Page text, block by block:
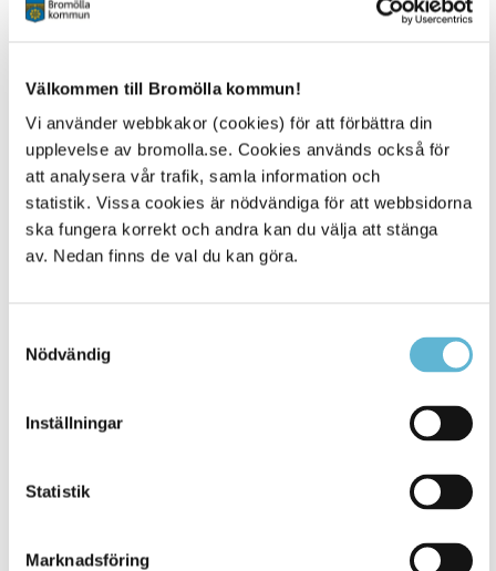
Välkommen till Bromölla kommun!
Vi använder webbkakor (cookies) för att förbättra din
upplevelse av bromolla.se. Cookies används också för
att analysera vår trafik, samla information och
statistik. Vissa cookies är nödvändiga för att webbsidorna
ska fungera korrekt och andra kan du välja att stänga
av. Nedan finns de val du kan göra.
Nödvändig
Inställningar
Statistik
Marknadsföring
Alla platser
KONTAKT
Besöksadress
Box 18, 295 21 Bromölla